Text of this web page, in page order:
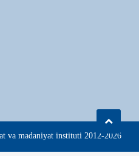
va madaniyat instituti 2012-2026